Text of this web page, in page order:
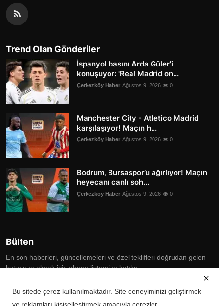
Trend Olan Gönderiler
İspanyol basını Arda Güler'i
konuşuyor: 'Real Madrid on...
Çerkezköy Haber Ağustos 9, 2026 0
Manchester City - Atletico Madrid
karşılaşıyor! Maçın h...
Çerkezköy Haber Ağustos 9, 2026 0
Bodrum, Bursaspor’u ağırlıyor! Maçın
heyecanı canlı soh...
Çerkezköy Haber Ağustos 9, 2026 0
Bülten
En son haberleri, güncellemeleri ve özel teklifleri doğrudan gelen
kutunuza almak için abone listemize katılın
Subscribe
Bu sitede çerez kullanılmaktadır. Site deneyiminizi geliştirmek
ve reklamları kişiselleştirmek amacıyla çerezler